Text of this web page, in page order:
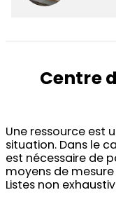
Centre
Une ressource est
situation. Dans le
est nécessaire de
moyens de mesure
Listes non